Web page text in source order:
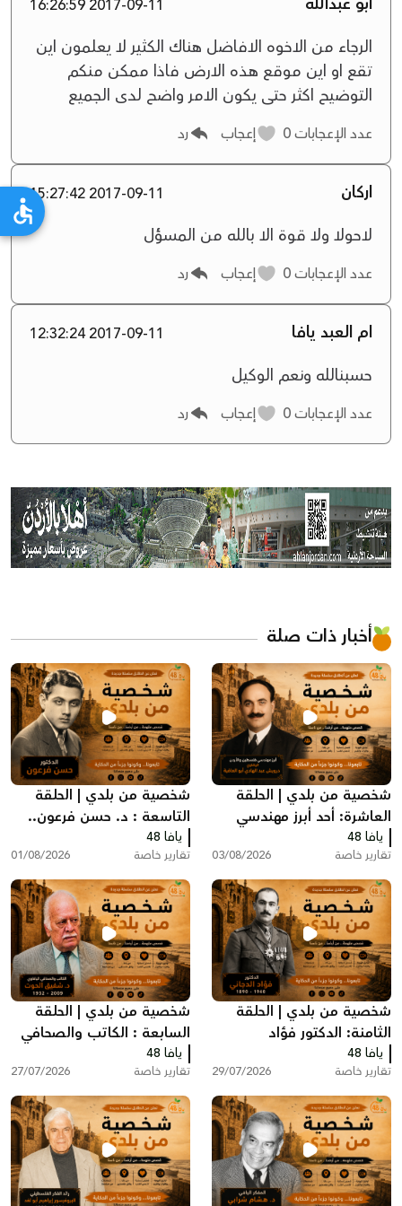
2017-09-11 16:26:59
الرجاء من الاخوه الافاضل هناك الكثير لا يعلمون اين
تقع او اين موقع هذه الارض فاذا ممكن منكم
التوضيح اكثر حتى يكون الامر واضح لدى الجميع
عدد الإعجابات إعجاب رد
اركان 2017-09-11 15:27:42
ﻻحوﻻ وﻻ قوة اﻻ بالله من المسؤل
عدد الإعجابات إعجاب رد
ام العبد يافا 2017-09-11 12:32:24
حسبنالله ونعم الوكيل
عدد الإعجابات إعجاب رد
أخبار ذات صلة
شخصية من بلدي | الحلقة
العاشرة: أحد أبرز مهندسي
درويش أبو العافية
يافا 48
تقارير خاصة 03/08/2026
شخصية من بلدي | الحلقة
التاسعة : د. حسن فرعون..
الطبيب الذي رفض مغادرة
يافا عام 1948
يافا 48
تقارير خاصة 01/08/2026
شخصية من بلدي | الحلقة
الثامنة: الدكتور فؤاد
الدجاني.. رائد الطب والجراحة
في فلسطين
يافا 48
تقارير خاصة 29/07/2026
شخصية من بلدي | الحلقة
السابعة : الكاتب والصحافي
اليافاوي شفيق الحوت
يافا 48
تقارير خاصة 27/07/2026